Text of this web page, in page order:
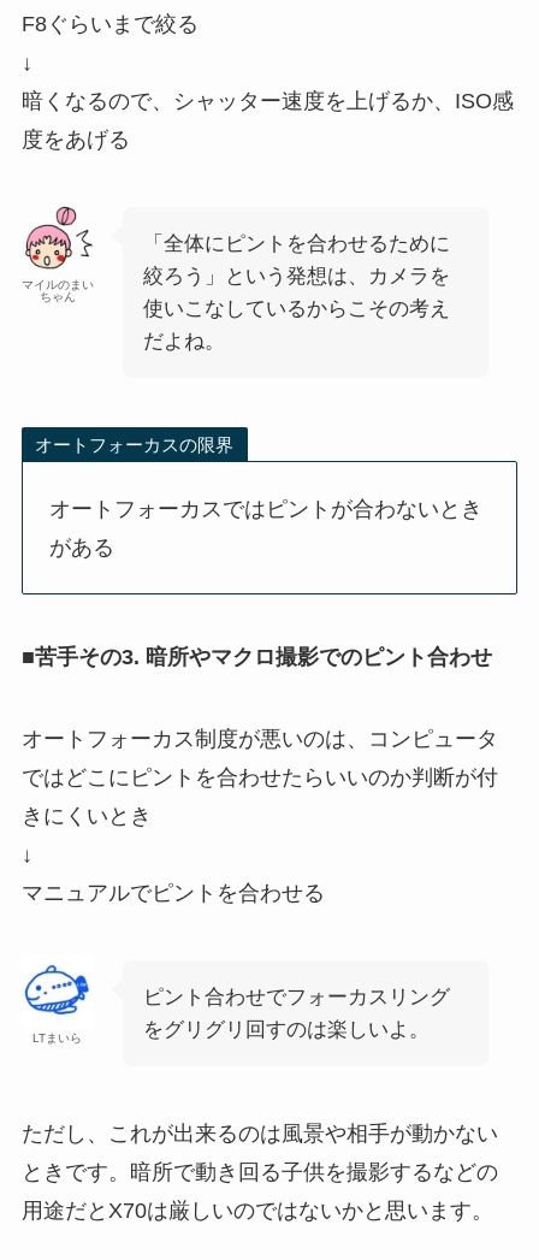
F8ぐらいまで絞る
↓
暗くなるので、シャッター速度を上げるか、ISO感
度をあげる
マイルのまい
ちゃん
「全体にピントを合わせるために
絞ろう」という発想は、カメラを
使いこなしているからこその考え
だよね。
オートフォーカスの限界
オートフォーカスではピントが合わないとき
がある
■苦手その3. 暗所やマクロ撮影でのピント合わせ
オートフォーカス制度が悪いのは、コンピュータ
ではどこにピントを合わせたらいいのか判断が付
きにくいとき
↓
マニュアルでピントを合わせる
LTまいら
ピント合わせでフォーカスリング
をグリグリ回すのは楽しいよ。
ただし、これが出来るのは風景や相手が動かない
ときです。暗所で動き回る子供を撮影するなどの
用途だとX70は厳しいのではないかと思います。